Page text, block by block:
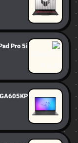
Pro 5i